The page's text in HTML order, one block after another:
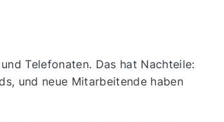
Telefonaten. Das hat Nachteile:
und neue Mitarbeitende haben